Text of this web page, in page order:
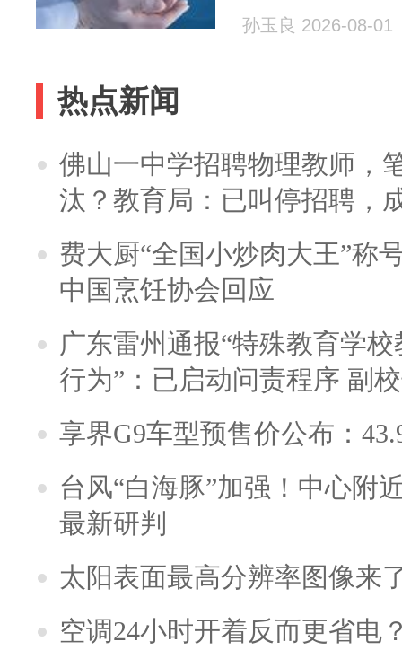
孙玉良 2026-08-01
热点新闻
佛山一中学招聘物理教师，
汰？教育局：已叫停招聘，
费大厨“全国小炒肉大王”称
中国烹饪协会回应
广东雷州通报“特殊教育学
行为”：已启动问责程序 副
享界G9车型预售价公布：
台风“白海豚”加强！中心附
最新研判
太阳表面最高分辨率图像来
空调24小时开着反而更省电